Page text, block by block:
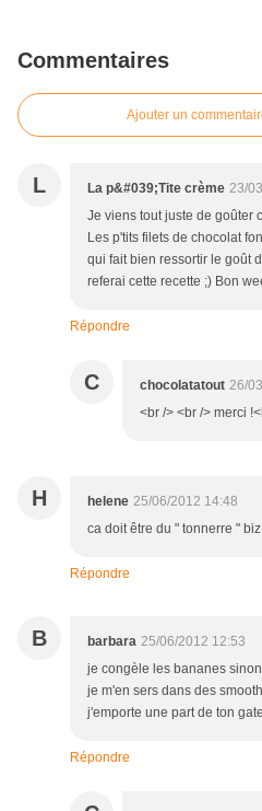
Commentaires
Ajouter un
L La p&#039;Tite crème 23/
Je viens tout juste de goûter
Les p'tits filets de chocolat
qui fait bien ressortir le goût
referai cette recette ;) Bon
Répondre
C chocolatatout 26/
<br /> <br /> merci
H helene 25/06/2012 14:48
ca doit être du " tonnerre "
Répondre
B barbara 25/06/2012 12:53
je congèle les bananes
je m'en sers dans des
j'emporte une part de ton
Répondre